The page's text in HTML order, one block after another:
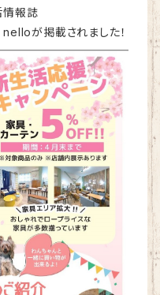
情報誌
が掲載されました！